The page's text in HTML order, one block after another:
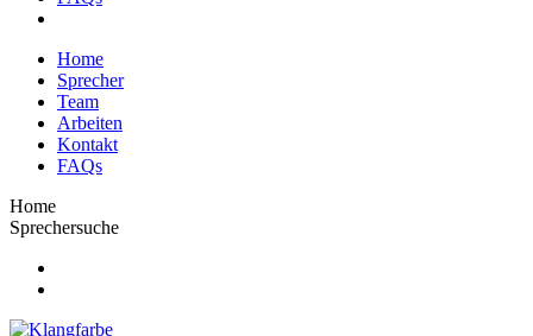
Home
Sprecher
Team
Arbeiten
Kontakt
FAQs
Home
Sprechersuche